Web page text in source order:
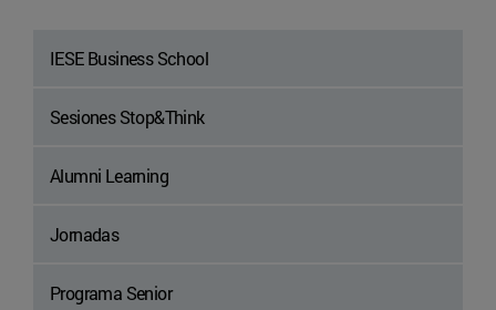
IESE Business School
Sesiones Stop&Think
Alumni Learning
Jornadas
Programa Senior